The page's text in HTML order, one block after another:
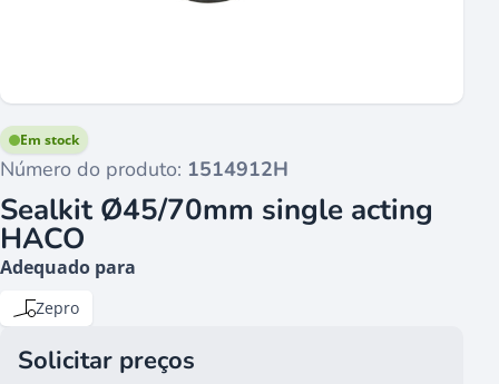
Número do produto: 1514912H
Em stock
Sealkit Ø45/70mm single acting
HACO
Adequado para
Zepro
Solicitar preços